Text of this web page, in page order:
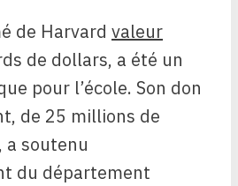
de Harvard valeur
de dollars, a été un
pour l’école. Son don
de 25 millions de
a soutenu
du département